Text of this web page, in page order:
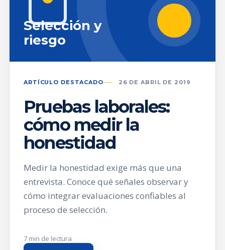
Selección y
riesgo
ARTÍCULO DESTACADO 26 DE ABRIL DE 2019
Pruebas laborales:
cómo medir la
honestidad
Medir la honestidad exige más que una
entrevista. Conoce qué señales observar y
cómo integrar evaluaciones confiables al
proceso de selección.
7 min de lectura